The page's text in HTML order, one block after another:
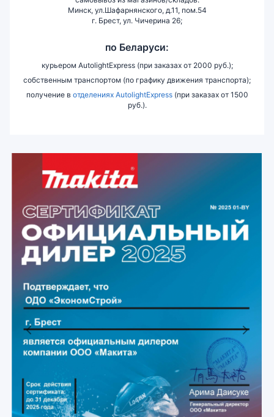
Минск, ул.Шафарнянского, д.11, пом.54
г. Брест, ул. Чичерина 26;
по Беларуси:
курьером AutolightExpress (при заказах от 2000 руб.);
собственным транспортом (по графику движения транспорта);
получение в отделениях AutolightExpress(при заказах от 1500
руб.).
Previous Next